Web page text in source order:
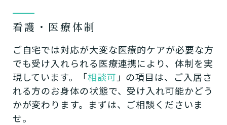
看護・医療体制
ご自宅では対応が大変な医療的ケアが必要な方
でも受け入れられる医療連携により、体制を実
現しています。「相談可 」の項目は、ご入居さ
れる方のお身体の状態で、受け入れ可能かどう
かが変わります。まずは、ご相談くださいま
せ。